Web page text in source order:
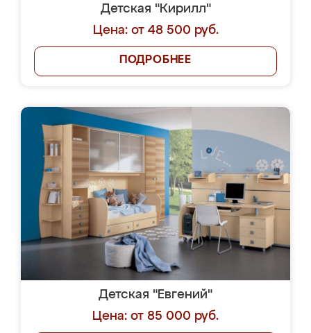
Детская "Кирилл"
Цена: от 48 500 руб.
ПОДРОБНЕЕ
Детская "Евгений"
Цена: от 85 000 руб.